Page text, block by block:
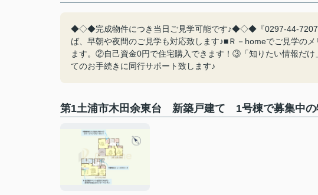
◆◇◆完成物件につき当日ご見学可能です♪◆◇◆『0297-44-7207
ば、早朝や夜間のご見学も対応致します♪■Ｒ－homeでご見学の
ます。②自己資金0円で住宅購入できます！③「知りたい情報だ
てのお手続きに同行サポート致します♪
第1土浦市木田余東台 新築戸建て 1号棟で募集中の